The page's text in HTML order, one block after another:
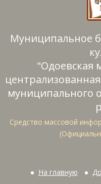
Муниципальное
"Одоевская
муниципального
Средство массовой
На главную